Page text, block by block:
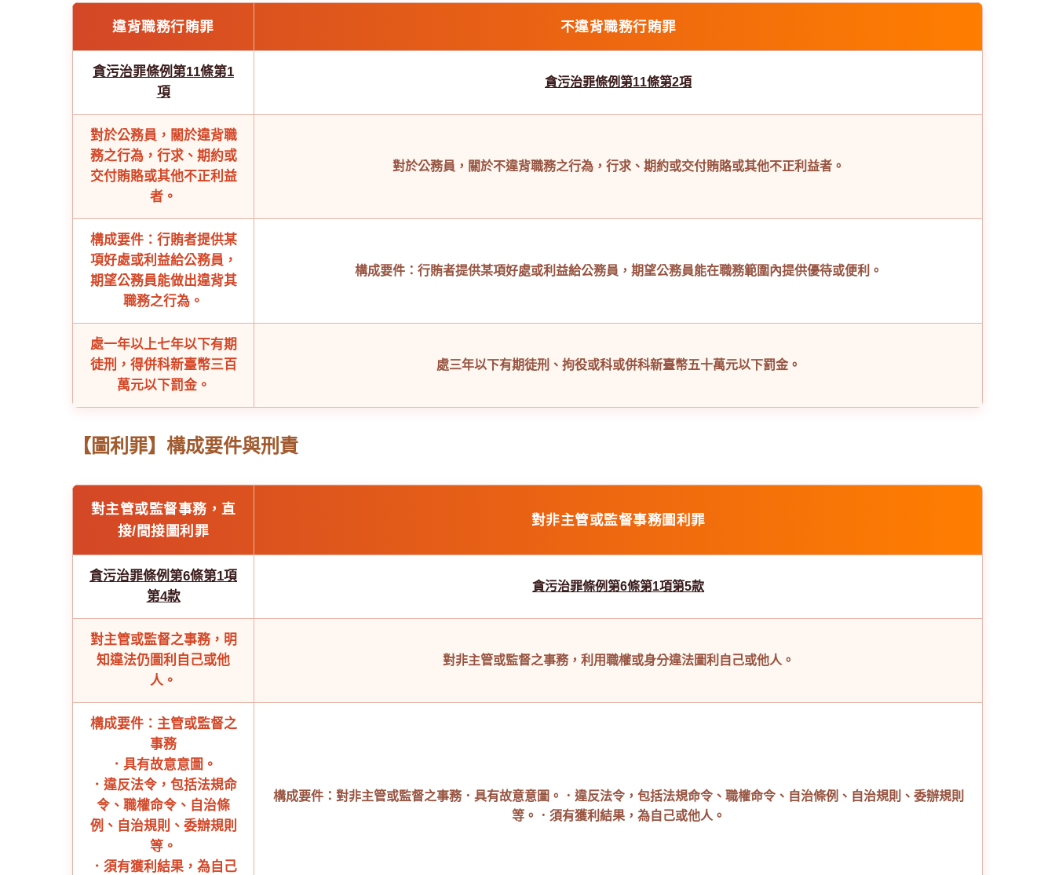
違背職務行賄罪 不違背職務行賄罪
貪污治罪條例第11條第1
項
貪污治罪條例第11條第2項
對於公務員，關於違背職
務之行為，行求、期約或
交付賄賂或其他不正利益
者。
對於公務員，關於不違背職務之行為，行求、期約或交付賄賂或其他不正利益者。
構成要件：行賄者提供某
項好處或利益給公務員，
期望公務員能做出違背其
職務之行為。
構成要件：行賄者提供某項好處或利益給公務員，期望公務員能在職務範圍內提供優待或便利。
處一年以上七年以下有期
徒刑，得併科新臺幣三百
萬元以下罰金。
處三年以下有期徒刑、拘役或科或併科新臺幣五十萬元以下罰金。
【圖利罪】構成要件與刑責
對主管或監督事務，直
接/間接圖利罪
對非主管或監督事務圖利罪
貪污治罪條例第6條第1項
第4款
貪污治罪條例第6條第1項第5款
對主管或監督之事務，明
知違法仍圖利自己或他
人。
對非主管或監督之事務，利用職權或身分違法圖利自己或他人。
構成要件：主管或監督之
事務
．具有故意意圖。
．違反法令，包括法規命
令、職權命令、自治條
例、自治規則、委辦規則
等。
．須有獲利結果，為自己
構成要件：對非主管或監督之事務．具有故意意圖。
．違反法令，包括法規命令、職權命令、自治條例、自治規則、委辦規則
等。
．須有獲利結果，為自己或他人。